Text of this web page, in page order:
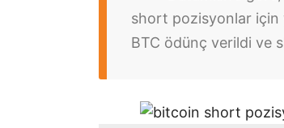
short pozisyonlar için
BTC ödünç verildi ve